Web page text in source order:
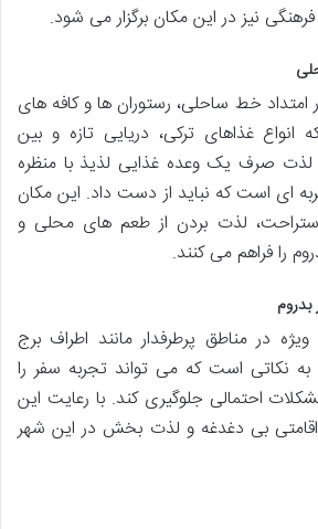
نیز در این مکان برگزار می شود.
امتداد خط ساحلی، رستوران ها و کافه های
غذاهای ترکی، دریایی تازه و بین
لذت صرف یک وعده غذایی لذیذ با منظره
ای است که نباید از دست داد. این مکان
لذت بردن از طعم های محلی و
را فراهم می کنند.
در مناطق پرطرفدار مانند اطراف برج
به نکاتی است که می تواند تجربه سفر را
احتمالی جلوگیری کند. با رعایت این
اقامتی بی دغدغه و لذت بخش در این شهر